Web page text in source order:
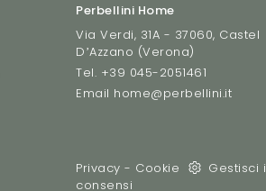
Perbellini Home
Via Verdi, 31A - 37060, Castel
D’Azzano (Verona)
Tel. +39 045-2051461
Email home@perbellini.it
Privacy - Cookie
Gestisci i
consensi